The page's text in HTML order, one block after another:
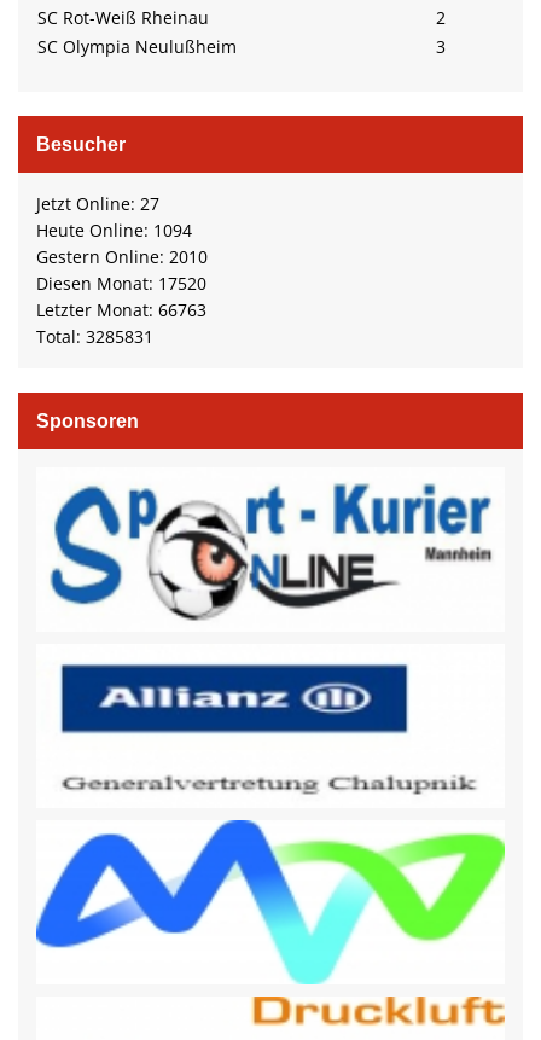
SC Rot-Weiß Rheinau
2
SC Olympia Neulußheim
3
Besucher
Jetzt Online: 27
Heute Online: 1094
Gestern Online: 2010
Diesen Monat: 17520
Letzter Monat: 66763
Total: 3285831
Sponsoren